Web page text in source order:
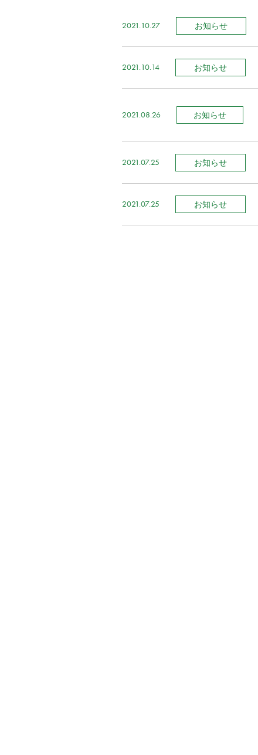
2021.10.27 お知らせ
2021.10.14 お知らせ
2021.08.26 お知らせ
2021.07.25 お知らせ
2021.07.25 お知らせ